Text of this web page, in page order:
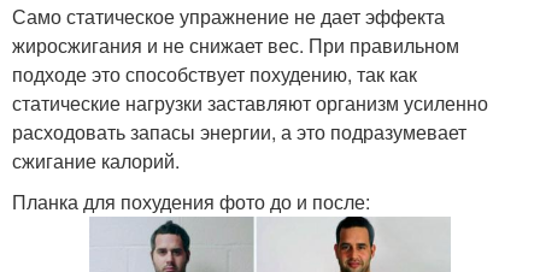
Само статическое упражнение не дает эффекта
жиросжигания и не снижает вес. При правильном
подходе это способствует похудению, так как
статические нагрузки заставляют организм усиленно
расходовать запасы энергии, а это подразумевает
сжигание калорий.
Планка для похудения фото до и после: